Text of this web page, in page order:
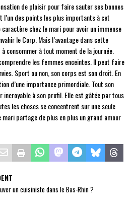
de plaisir pour faire sauter ses bonnes
l’un des points les plus importants à cet
chez le mari pour avoir un immense
le Corp. Mais l’avantage dans cette
consommer à tout moment de la journée.
les femmes enceintes. Il peut faire
Sport ou non, son corps est son droit. En
d’une importance primordiale. Tout son
incroyable à son profil. Elle est gâtée par tous
les choses se concentrent sur une seule
partage de plus en plus un grand amour
un cuisiniste dans le Bas-Rhin ?